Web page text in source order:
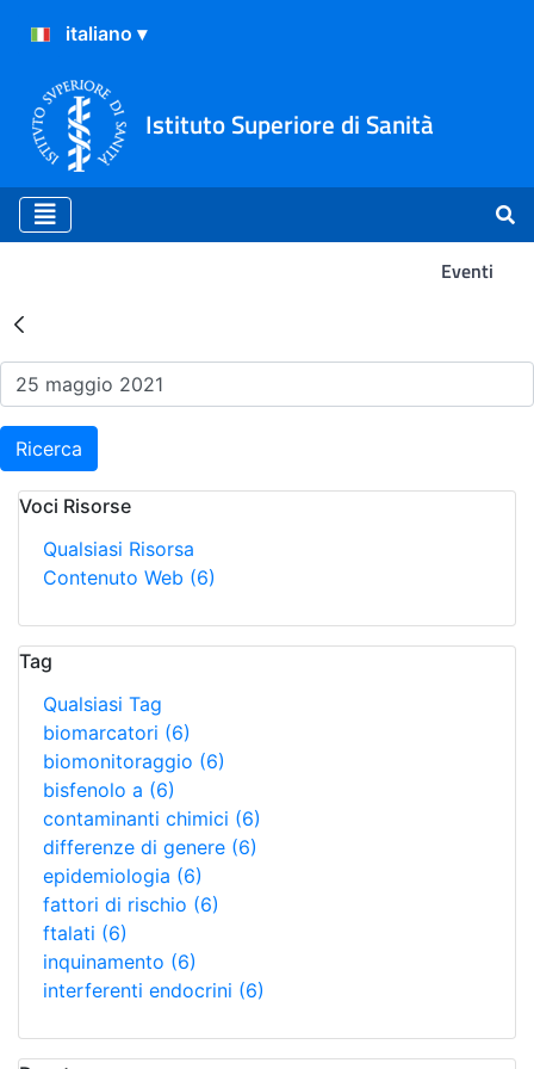
Istituto Superiore di Sanità
Eventi
Risultati della Ricerca -
Ricerca
Voci Risorse
Qualsiasi Risorsa
Contenuto Web (6)
Tag
Qualsiasi Tag
biomarcatori (6)
biomonitoraggio (6)
bisfenolo a (6)
contaminanti chimici (6)
differenze di genere (6)
epidemiologia (6)
fattori di rischio (6)
ftalati (6)
inquinamento (6)
interferenti endocrini (6)